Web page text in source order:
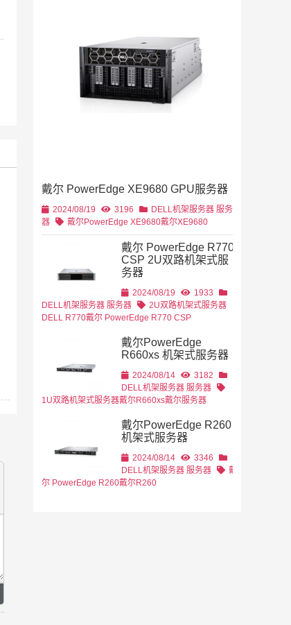
戴尔 PowerEdge XE9680 GPU服务器
2024/08/19 3196 DELL机架服务器 服务
器
戴尔PowerEdge XE9680戴尔XE9680
戴尔 PowerEdge R770
CSP 2U双路机架式服
务器
2024/08/19
1933
DELL机架服务器 服务器
2U双路机架式服务器
DELL R770戴尔 PowerEdge R770 CSP
戴尔PowerEdge
R660xs 机架式服务器
2024/08/14
3182
DELL机架服务器 服务器
1U双路机架式服务器戴尔R660xs戴尔服务器
戴尔PowerEdge R260
机架式服务器
2024/08/14
3346
DELL机架服务器 服务器
戴
尔 PowerEdge R260戴尔R260